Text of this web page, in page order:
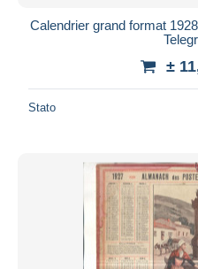
Calendrier grand format
±
Stato